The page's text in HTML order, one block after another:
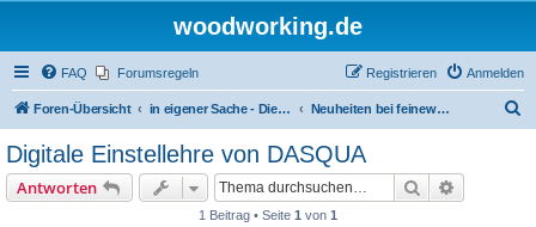
woodworking.de
FAQ Forumsregeln Anmelden
Registrieren
Foren-Übersicht in eigener Sache - Dieter Schmid Werkzeuge GmbH Neuheiten bei feinewerkzeuge.de
Digitale Einstellehre von DASQUA
Antworten Suche
1 Beitrag • Seite 1 von 1